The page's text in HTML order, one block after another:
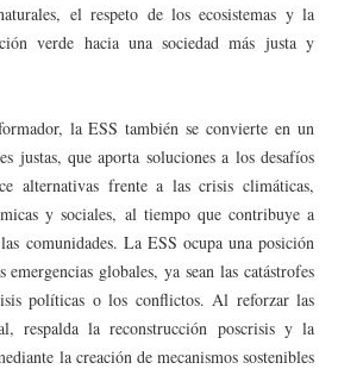
el respeto de los ecosistemas y la
verde hacia una sociedad más justa y
la ESS también se convierte en un
justas, que aporta soluciones a los desafíos
alternativas frente a las crisis climáticas,
y sociales, al tiempo que contribuye a
comunidades. La ESS ocupa una posición
emergencias globales, ya sean las catástrofes
políticas o los conflictos. Al reforzar las
respalda la reconstrucción poscrisis y la
la creación de mecanismos sostenibles